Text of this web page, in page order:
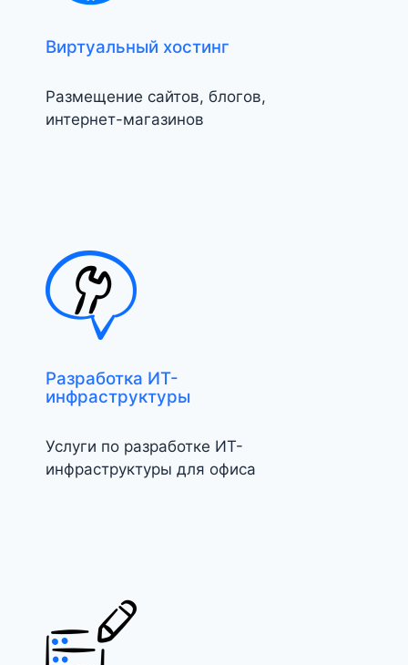
Виртуальный хостинг
Размещение сайтов, блогов,
интернет-магазинов
Разработка ИТ-
инфраструктуры
Услуги по разработке ИТ-
инфраструктуры для офиса